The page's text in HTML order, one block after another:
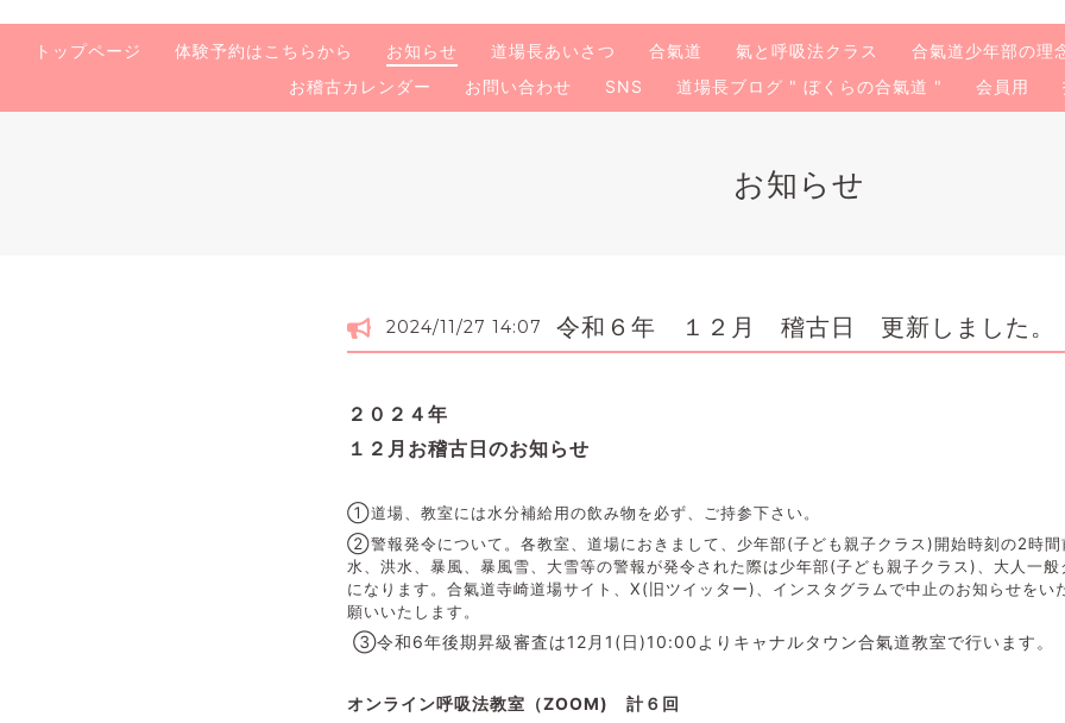
トップページ 体験予約はこちらから お知らせ 道場長あいさつ 合氣道 氣と呼吸法クラス 合氣道少年部の理
お稽古カレンダー
お問い合わせ SNS 道場長ブログ " ぼくらの合氣道 " 会員用
お知らせ
2024/11/27 14:07 令和６年 １２月 稽古日 更新しました。
２０２４年
１２月お稽古日のお知らせ
①道場、教室には水分補給用の飲み物を必ず、ご持参下さい。
②警報発令について。各教室、道場におきまして、少年部(子ども親子クラス)開始時刻の2時間
水、洪水、暴風、暴風雪、大雪等の警報が発令された際は少年部(子ども親子クラス)、大人一
になります。 合氣道寺崎道場サイト、X(旧ツイッター)、インスタグラムで中止のお知らせをい
願いいたします。
③令和6年後期昇級審査は12月1(日)10:00よりキャナルタウン合氣道教室で行います。
オンライン呼吸法教室（ZOOM) 計６回